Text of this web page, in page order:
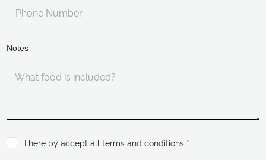
Notes
I here by accept all terms and conditions *